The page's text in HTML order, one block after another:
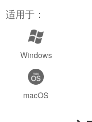
适用于：
Windows
macOS